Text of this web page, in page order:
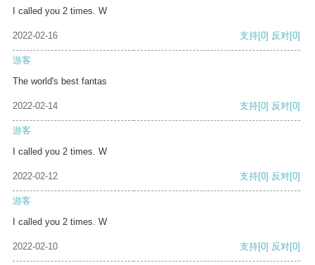
I called you 2 times. W
2022-02-16 支持[0] 反对[0]
游客
The world's best fantas
2022-02-14 支持[0] 反对[0]
游客
I called you 2 times. W
2022-02-12 支持[0] 反对[0]
游客
I called you 2 times. W
2022-02-10 支持[0] 反对[0]